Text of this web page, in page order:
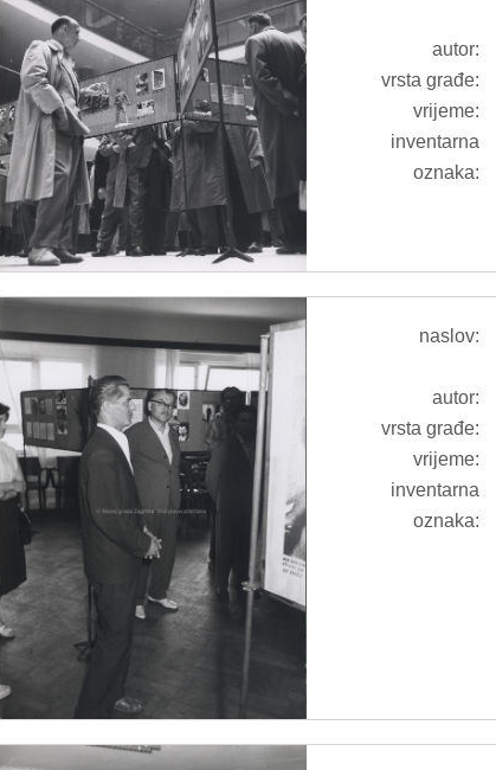
autor:
vrsta građe:
vrijeme:
inventarna
oznaka:
naslov:
autor:
vrsta građe:
vrijeme:
inventarna
oznaka: